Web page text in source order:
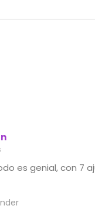
es genial, con 7